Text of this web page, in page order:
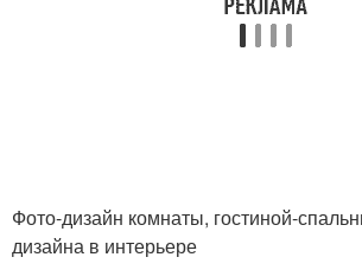
Фото-дизайн комнаты, гостиной-
дизайна в интерьере